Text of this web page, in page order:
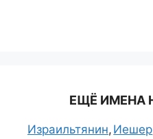
ЕЩЁ ИМЕНА
Израильтянин Иешер